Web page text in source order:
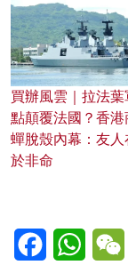
買辦風雲｜拉法
點顛覆法國？香港
蟬脫殼內幕：友
於非命
Facebook